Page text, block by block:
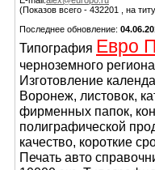
(Показов всего - 432201 , на
Последнее обновление:
Типография Евро
черноземного
Изготовление
Воронеж, листовок,
фирменных папок,
полиграфической
качество, короткие
Печать авто